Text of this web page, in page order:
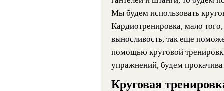
Мы будем использовать
Кардиотренировка, мало
выносливость, так еще
помощью круговой
упражнений, будем
Круговая